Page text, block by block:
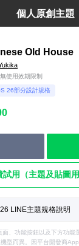
個人原創主題
Old House
使用效期限制
26部分設計規格
試用（主題及貼圖用
LINE主題規格說明
、功能按鈕以及下方功能
型而異。因平台開發商